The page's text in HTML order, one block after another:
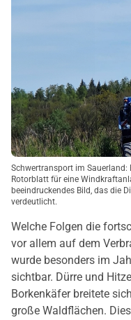
Schwertransport im
Rotorblatt für eine
beeindruckendes Bild, das die
verdeutlicht.
Welche Folgen die
vor allem auf dem
wurde besonders im
sichtbar. Dürre und
Borkenkäfer breitete
große Waldflächen.